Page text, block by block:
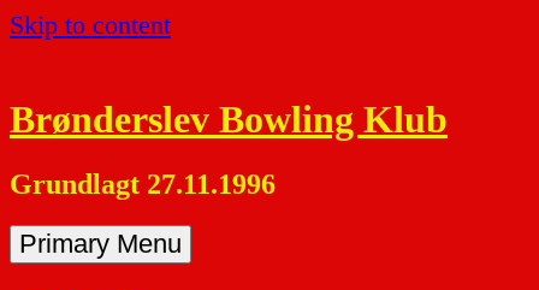
Skip to content
Brønderslev Bowling Klub
Grundlagt 27.11.1996
Primary Menu